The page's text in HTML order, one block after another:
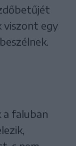
viszont egy
a faluban